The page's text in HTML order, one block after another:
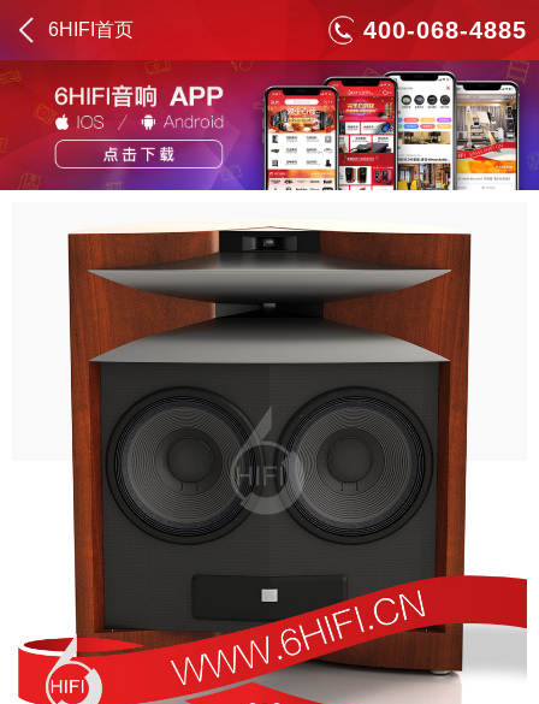
6HIFI首页 400-068-4885